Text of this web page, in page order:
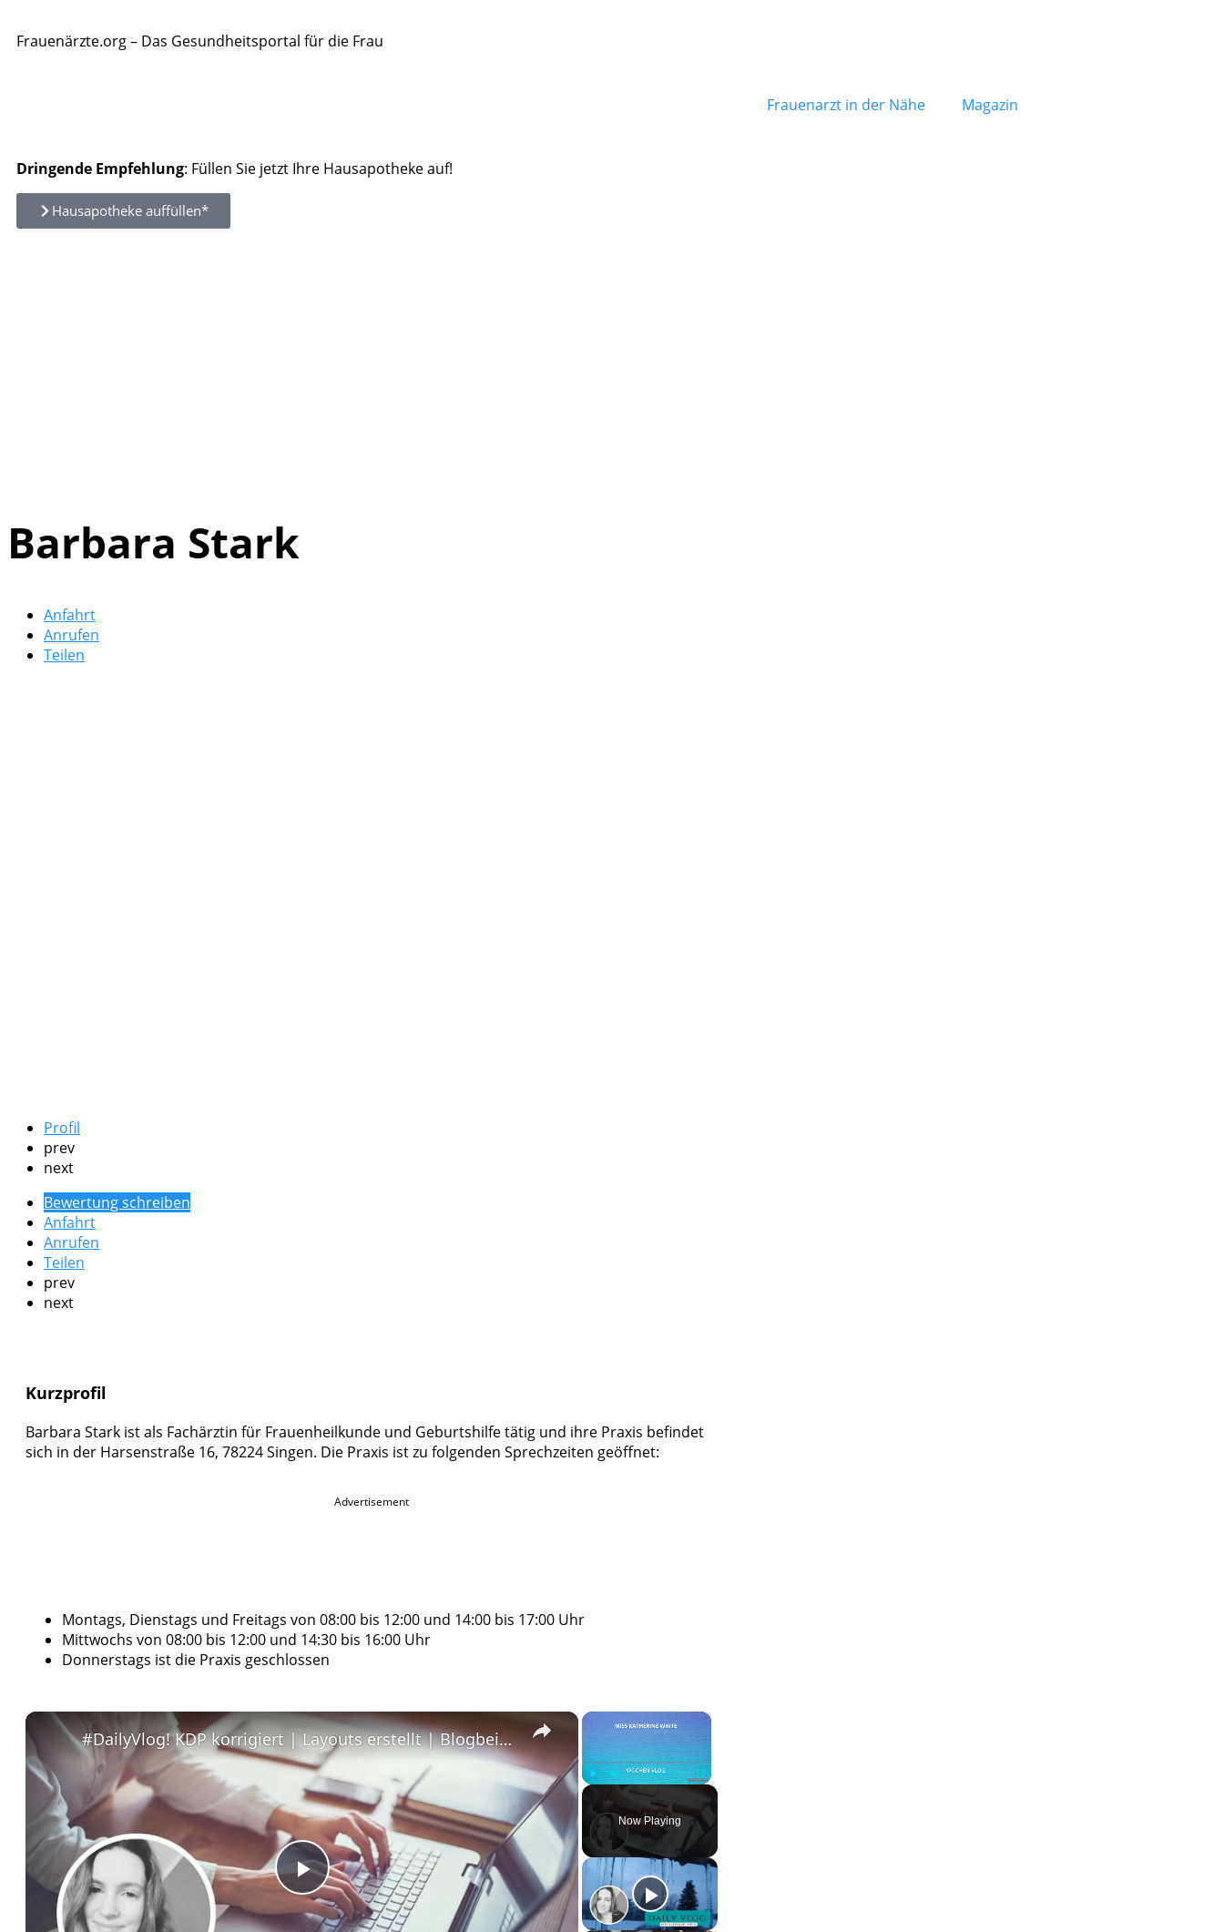
Frauenärzte.org – Das Gesundheitsportal für die Frau
Frauenarzt in der Nähe Magazin
Dringende Empfehlung: Füllen Sie jetzt Ihre Hausapotheke auf!
Hausapotheke auffüllen*
Barbara Stark
Anfahrt
Anrufen
Teilen
Profil
prev
next
Bewertung schreiben
Anfahrt
Anrufen
Teilen
prev
next
Kurzprofil
Barbara Stark ist als Fachärztin für Frauenheilkunde und Geburtshilfe tätig und ihre Praxis befindet
sich in der Harsenstraße 16, 78224 Singen. Die Praxis ist zu folgenden Sprechzeiten geöffnet:
Advertisement
Montags, Dienstags und Freitags von 08:00 bis 12:00 und 14:00 bis 17:00 Uhr
Mittwochs von 08:00 bis 12:00 und 14:30 bis 16:00 Uhr
Donnerstags ist die Praxis geschlossen
×
Unmute Fullscreen
Now Playing
×
Play
#DailyVlog! KDP korrigiert | Layouts erstellt | Blogbeiträge geschrieben.